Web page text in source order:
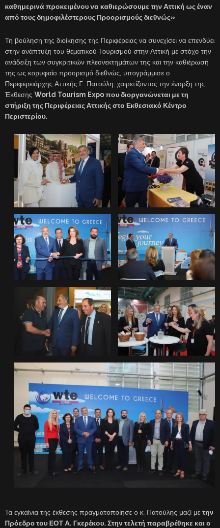
καθημερινά προκειμένου να καθιερώσουμε την Αττική ως έναν
από τους δημοφιλέστερους Προορισμούς διεθνώς»
Τη βούληση της διοίκησης της Περιφέρειας να συνεχίσει να επενδύει
στην ανάπτυξη του θεματικού Τουρισμού στην Αττική με στόχο την
ανάδειξη των συγκριτικών πλεονεκτημάτων της και την καθιέρωσή
της ως κορυφαίο προορισμό διεθνώς, υπογράμμισε ο
Περιφερειάρχης Αττικής Γ. Πατούλη, χαιρετίζοντας την έναρξη της
Έκθεσης World Tourism Expo που διοργανώνεται με τη
στήριξη της Περιφέρειας Αττικής στο Εκθεσιακό Κέντρο
Περιστερίου.
Τα εγκαίνια της έκθεσης πραγματοποίησε ο κ. Πατούλης μαζί με την
Πρόεδρο του ΕΟΤ Α. Γκερέκου. Στην τελετή παραβρέθηκε και ο